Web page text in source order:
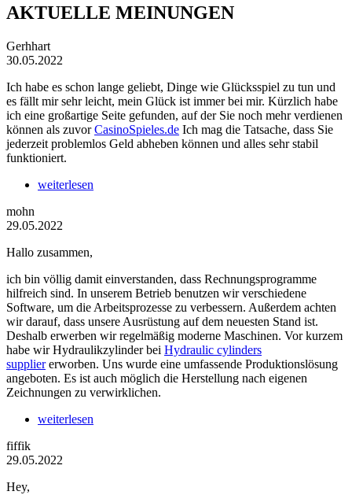
AKTUELLE MEINUNGEN
Gerhhart
30.05.2022
Ich habe es schon lange geliebt, Dinge wie Glücksspiel zu tun und
es fällt mir sehr leicht, mein Glück ist immer bei mir. Kürzlich habe
ich eine großartige Seite gefunden, auf der Sie noch mehr verdienen
können als zuvorCasinoSpieles.de Ich mag die Tatsache, dass Sie
jederzeit problemlos Geld abheben können und alles sehr stabil
funktioniert.
weiterlesen
mohn
29.05.2022
Hallo zusammen,
ich bin völlig damit einverstanden, dass Rechnungsprogramme
hilfreich sind. In unserem Betrieb benutzen wir verschiedene
Software, um die Arbeitsprozesse zu verbessern. Außerdem achten
wir darauf, dass unsere Ausrüstung auf dem neuesten Stand ist.
Deshalb erwerben wir regelmäßig moderne Maschinen. Vor kurzem
habe wir Hydraulikzylinder bei Hydraulic cylinders
suppliererworben. Uns wurde eine umfassende Produktionslösung
angeboten. Es ist auch möglich die Herstellung nach eigenen
Zeichnungen zu verwirklichen.
weiterlesen
fiffik
29.05.2022
Hey,